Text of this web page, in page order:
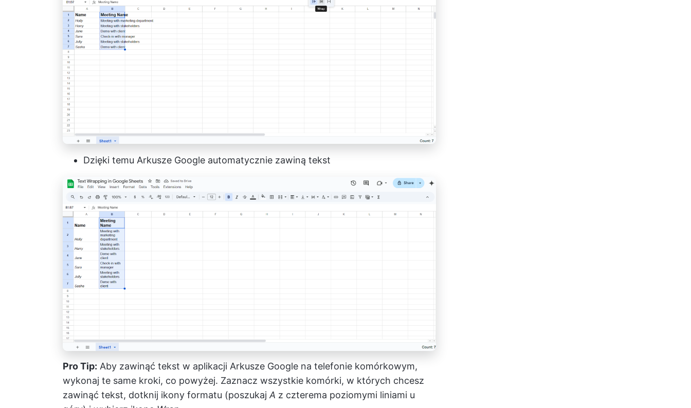
Dzięki temu Arkusze Google automatycznie zawiną tekst
Pro Tip: Aby zawinąć tekst w aplikacji Arkusze Google na telefonie komórkowym,
wykonaj te same kroki, co powyżej. Zaznacz wszystkie komórki, w których chcesz
zawinąć tekst, dotknij ikony formatu (poszukajA z czterema poziomymi liniami u